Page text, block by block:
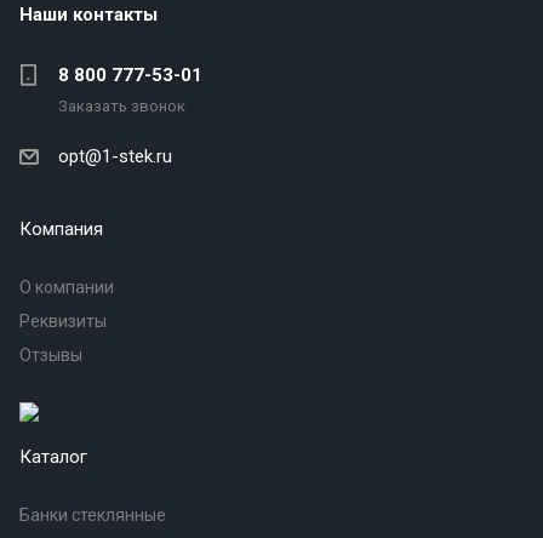
Наши контакты
8 800 777-53-01
Заказать звонок
opt@1-stek.ru
Компания
О компании
Реквизиты
Отзывы
Каталог
Банки стеклянные